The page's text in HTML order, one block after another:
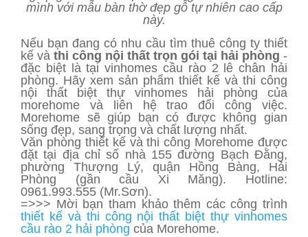
mình với mẫu bàn thờ đẹp gỗ tự nhiên cao cấp
này.
Nếu bạn đang có nhu cầu tìm thuê công ty thiết
kế và thi công nội thất trọn gói tại hải phòng -
đặc biệt là tại vinhomes cầu rào 2 lê chân hải
phòng. Hãy xem sản phẩm thiết kế và thi công
nội thất biệt thự vinhomes hải phòng của
morehome và liên hệ trao đổi công việc.
Morehome sẽ giúp bạn có được không gian
sống đẹp, sang trọng và chất lượng nhất.
Văn phòng thiết kế và thi công Morehome được
đặt tại địa chỉ số nhà 155 đường Bạch Đằng,
phường Thượng Lý, quận Hồng Bàng, Hải
Phòng (gần cầu Xi Măng). Hotline:
0961.993.555 (Mr.Sơn).
=>>> Mời bạn tham khảo thêm các công trình
thiết kế và thi công nội thất biệt thự vinhomes
cầu rào 2 hải phòng của Morehome.